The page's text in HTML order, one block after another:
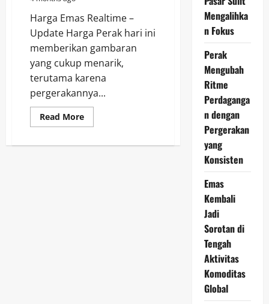
Harga Emas Realtime –
Update Harga Perak hari ini
memberikan gambaran
yang cukup menarik,
terutama karena
pergerakannya...
Read MoreRead
more
Harga
Mengalihka
n Fokus
Perak
Mengubah
Ritme
Perdaganga
n dengan
Pergerakan
yang
Konsisten
Emas
Kembali
Jadi
Sorotan di
Tengah
Aktivitas
Komoditas
Global